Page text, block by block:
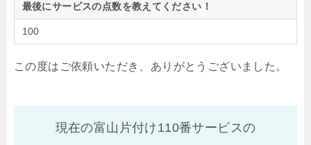
最後にサービスの点数を教えてください！
100
この度はご依頼いただき、ありがとうございました。
現在の富山片付け110番サービスの